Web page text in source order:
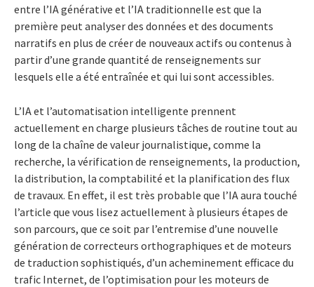
entre l’IA générative et l’IA traditionnelle est que la
première peut analyser des données et des documents
narratifs en plus de créer de nouveaux actifs ou contenus à
partir d’une grande quantité de renseignements sur
lesquels elle a été entraînée et qui lui sont accessibles.
L’IA et l’automatisation intelligente prennent
actuellement en charge plusieurs tâches de routine tout au
long de la chaîne de valeur journalistique, comme la
recherche, la vérification de renseignements, la production,
la distribution, la comptabilité et la planification des flux
de travaux. En effet, il est très probable que l’IA aura touché
l’article que vous lisez actuellement à plusieurs étapes de
son parcours, que ce soit par l’entremise d’une nouvelle
génération de correcteurs orthographiques et de moteurs
de traduction sophistiqués, d’un acheminement efficace du
trafic Internet, de l’optimisation pour les moteurs de